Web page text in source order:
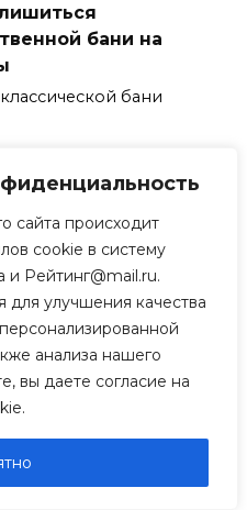
сайта происходит
cookie в систему
и Рейтинг@mail.ru.
для улучшения качества
анализа нашего
вы даете согласие на
бани на
бани
пациенты не
препарат